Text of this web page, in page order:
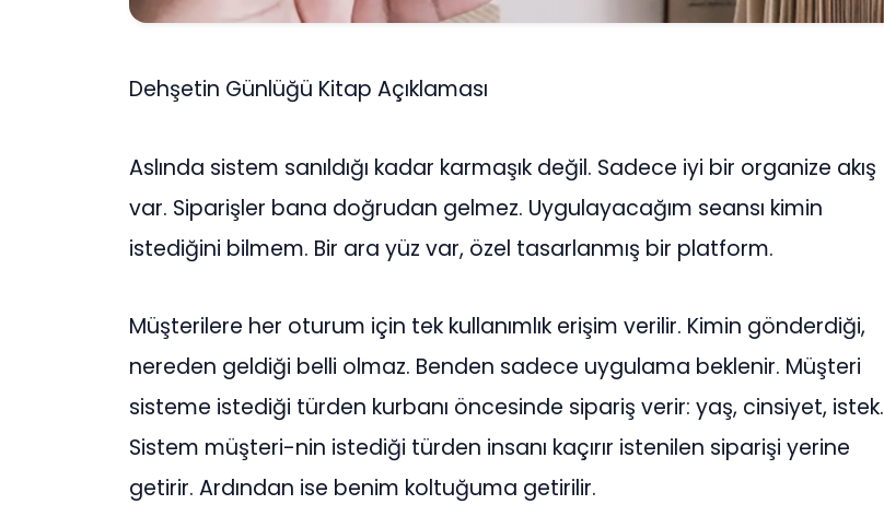
Dehşetin Günlüğü Kitap Açıklaması
Aslında sistem sanıldığı kadar karmaşık değil. Sadece iyi bir organize akış
var. Siparişler bana doğrudan gelmez. Uygulayacağım seansı kimin
istediğini bilmem. Bir ara yüz var, özel tasarlanmış bir platform.
Müşterilere her oturum için tek kullanımlık erişim verilir. Kimin gönderdiği,
nereden geldiği belli olmaz. Benden sadece uygulama beklenir. Müşteri
sisteme istediği türden kurbanı öncesinde sipariş verir: yaş, cinsiyet, istek.
Sistem müşteri-nin istediği türden insanı kaçırır istenilen siparişi yerine
getirir. Ardından ise benim koltuğuma getirilir.